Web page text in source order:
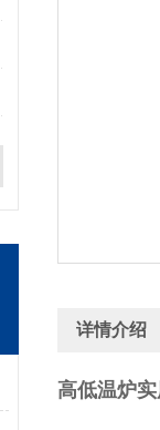
详情介绍
高低温炉